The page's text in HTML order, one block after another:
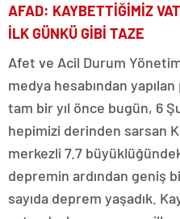
AFAD: KAYBETTİĞİMİZ
İLK GÜNKÜ GİBİ TAZE
Afet ve Acil Durum
medya hesabından
tam bir yıl önce bugün, 6
hepimizi derinden sarsan
merkezli 7.7
depremin ardından geniş
sayıda deprem yaşadık.